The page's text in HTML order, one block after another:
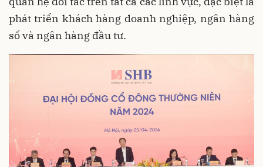
phát triển khách hàng doanh nghiệp, ngân hàng
số và ngân hàng đầu tư.